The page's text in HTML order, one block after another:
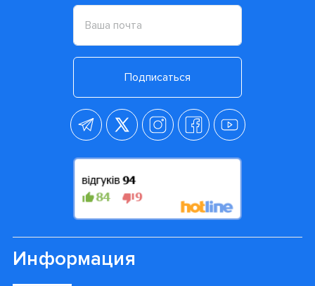
Подписаться
Информация